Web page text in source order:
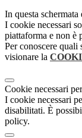
In questa
I cookie necessari
piattaforma e non è
Per conoscere quali
visionare la
Cookie necessari
I cookie necessari
disabilitati. È
policy.